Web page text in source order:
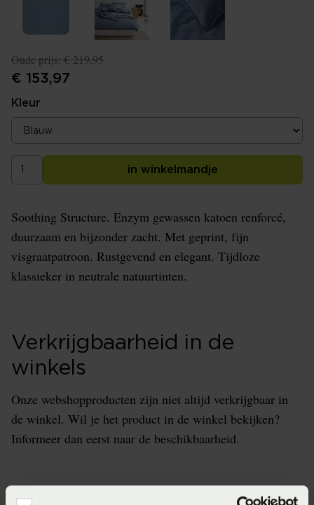
Oude prijs:€ 219,95
€ 153,97
Kleur
in winkelmandje
Soothing Structure. Enzym gewassen katoen renforcé,
duurzaam en bijzonder zacht. Met geprint, fijn
visgraatpatroon. Rustgevend en elegant. Tijdloze
klassieker in neutrale natuurtinten.
Verkrijgbaarheid in de
winkels
Onze webshopproducten zijn niet altijd verkrijgbaar in
de winkel. Wil je het product in de winkel bekijken?
Informeer dan eerst naar de beschikbaarheid.